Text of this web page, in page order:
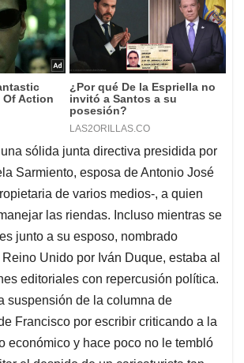
sólida junta directiva presidida por
Sarmiento, esposa de Antonio José
de varios medios-, a quien
las riendas. Incluso mientras se
junto a su esposo, nombrado
Unido por Iván Duque, estaba al
editoriales con repercusión política.
suspensión de la columna de
Francisco por escribir criticando a la
económico y hace poco no le tembló